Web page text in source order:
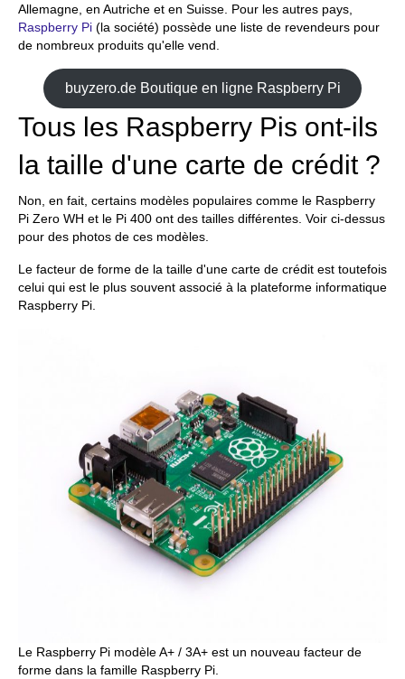
Allemagne, en Autriche et en Suisse. Pour les autres pays,
Raspberry Pi (la société) possède une liste de revendeurs pour
de nombreux produits qu'elle vend.
buyzero.de Boutique en ligne Raspberry Pi
Tous les Raspberry Pis ont-ils
la taille d'une carte de crédit ?
Non, en fait, certains modèles populaires comme le Raspberry
Pi Zero WH et le Pi 400 ont des tailles différentes. Voir ci-dessus
pour des photos de ces modèles.
Le facteur de forme de la taille d'une carte de crédit est toutefois
celui qui est le plus souvent associé à la plateforme informatique
Raspberry Pi.
Le Raspberry Pi modèle A+ / 3A+ est un nouveau facteur de
forme dans la famille Raspberry Pi.